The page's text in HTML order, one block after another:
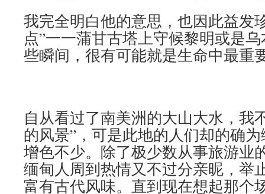
我完全明白他的意思，也因此益发
点”一一蒲甘古塔上守候黎明或是
些瞬间，很有可能就是生命中最重
自从看过了南美洲的大山大水，我
的风景”，可是此地的人们却的确
增色不少。除了极少数从事旅游业
缅甸人周到热情又不过分亲昵，举
富有古代风味。直到现在想起那个